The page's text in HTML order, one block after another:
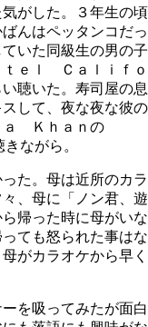
がした。３年生の頃
んはペッタンコだっ
いた同級生の男の子
ｅｌ Ｃａｌｉｆｏ
聴いた。寿司屋の息
して、夜な夜な彼の
ａ Ｋｈａｎの
ながら。
た。母は近所のカラ
、母に「ノン君、遊
帰った時に母がいな
ても怒られた事はな
がカラオケから早く
を吸ってみたが面白